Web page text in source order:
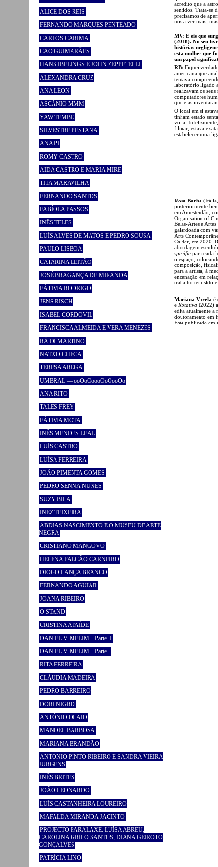
ALICE DOS REIS
FERNANDO MARQUES PENTEADO
CARLOS CARIMA
CAO GUIMARÃES
HANS IBELINGS E JOHN ZEPPETELLI
ALEXANDRA CRUZ
ANA LÉON
ASCÂNIO MMM
YAW TEMBE
SILVESTRE PESTANA
ANA PI
ROMY CASTRO
AIDA CASTRO E MARIA MIRE
TITA MARAVILHA
FERNANDO SANTOS
FABÍOLA PASSOS
INÊS TELES
LUÍS ALVES DE MATOS E PEDRO SOUSA
PAULO LISBOA
CATARINA LEITÃO
JOSÉ BRAGANÇA DE MIRANDA
FÁTIMA RODRIGO
JENS RISCH
ISABEL CORDOVIL
FRANCISCA ALMEIDA E VERA MENEZES
RÄ DI MARTINO
NATXO CHECA
TERESA AREGA
UMBRAL — ooOoOoooOoOooOo
ANA RITO
TALES FREY
FÁTIMA MOTA
INÊS MENDES LEAL
LUÍS CASTRO
LUÍSA FERREIRA
JOÃO PIMENTA GOMES
PEDRO SENNA NUNES
SUZY BILA
INEZ TEIXEIRA
ABDIAS NASCIMENTO E O MUSEU DE ARTE
NEGRA
CRISTIANO MANGOVO
HELENA FALCÃO CARNEIRO
DIOGO LANÇA BRANCO
FERNANDO AGUIAR
JOANA RIBEIRO
O STAND
CRISTINA ATAÍDE
DANIEL V. MELIM _ Parte II
DANIEL V. MELIM _ Parte I
RITA FERREIRA
CLÁUDIA MADEIRA
PEDRO BARREIRO
DORI NIGRO
ANTÓNIO OLAIO
MANOEL BARBOSA
MARIANA BRANDÃO
ANTÓNIO PINTO RIBEIRO E SANDRA VIEIRA
JÜRGENS
INÊS BRITES
JOÃO LEONARDO
LUÍS CASTANHEIRA LOUREIRO
MAFALDA MIRANDA JACINTO
PROJECTO PARALAXE: LUÍSA ABREU,
CAROLINA GRILO SANTOS, DIANA GEIROTO
GONÇALVES
PATRÍCIA LINO
acredito que a
sentidos. Trata-se
precisamos de
nos a ver mais,
MV: E eis que
(2018). No seu
histórias
esta mulher que
um papel
RB: Fiquei
americana que
tentava
laboratório ligado
realizavam os seus
computadores
que elas
O local em si
tinham estado
volta. Infelizmente,
filmar, estava
estabelecer uma
:::
Rosa Barba
posteriormente
em Amesterdão;
Organisation of
Belas-Artes e
galardoada com
Arte
Calder, em 2020.
abordagem
specific para cada
o espaço,
composição,
para a artista, à
encenação em
trabalho tem sido
Mariana Varela é
e Rotativa (2022)
edita atualmente a
doutoramento em
Está publicada em